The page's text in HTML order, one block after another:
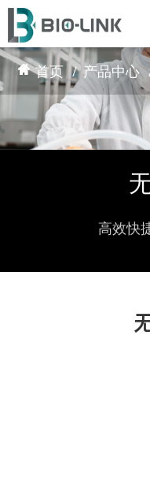
首页 产品中心
高效快